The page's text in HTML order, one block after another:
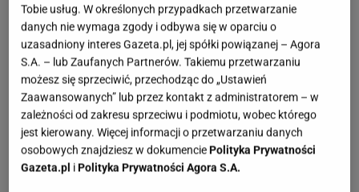
Tobie usług. W określonych przypadkach przetwarzanie
danych nie wymaga zgody i odbywa się w oparciu o
uzasadniony interes Gazeta.pl, jej spółki powiązanej – Agora
S.A. – lub Zaufanych Partnerów. Takiemu przetwarzaniu
możesz się sprzeciwić, przechodząc do „Ustawień
Zaawansowanych” lub przez kontakt z administratorem – w
zależności od zakresu sprzeciwu i podmiotu, wobec którego
jest kierowany. Więcej informacji o przetwarzaniu danych
osobowych znajdziesz w dokumenciePolityka Prywatności
Gazeta.pl iPolityka Prywatności Agora S.A.